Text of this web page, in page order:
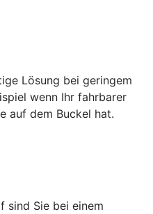
Lösung bei geringem
wenn Ihr fahrbarer
auf dem Buckel hat.
sind Sie bei einem